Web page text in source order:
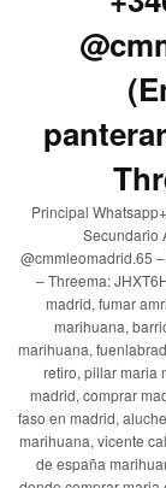
Principal
Secundario
@cmmleomadrid.65
– Threema:
madrid, fumar
marihuana,
marihuana,
retiro, pillar maria
madrid, comprar
faso en madrid,
marihuana, vicente
de españa